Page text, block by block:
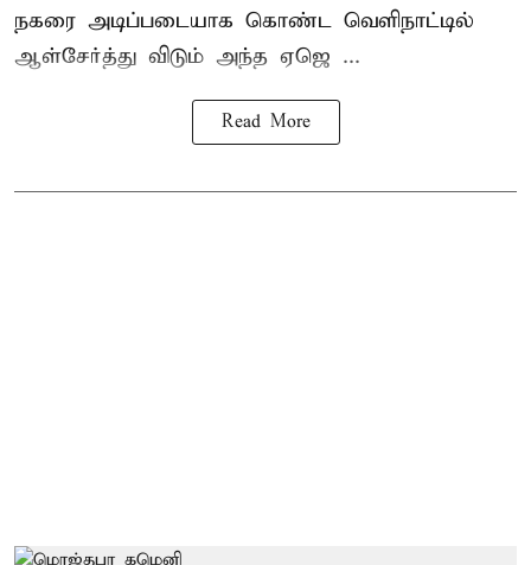
நகரை அடிப்படையாக கொண்ட வெளிநாட்டில்
ஆள்சேர்த்து விடும் அந்த ஏஜெ ...
Read More